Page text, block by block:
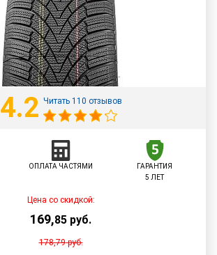
4.2 Читать 110 отзывов
ОПЛАТА ЧАСТЯМИ
ГАРАНТИЯ
5 ЛЕТ
Цена со скидкой:
169,85 руб.
178,79руб.